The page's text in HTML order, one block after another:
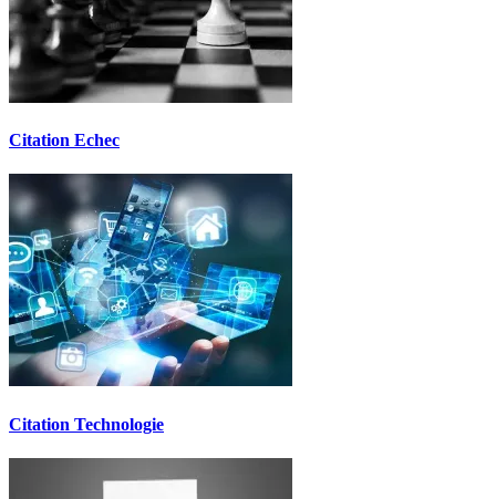
Citation Echec
Citation Technologie